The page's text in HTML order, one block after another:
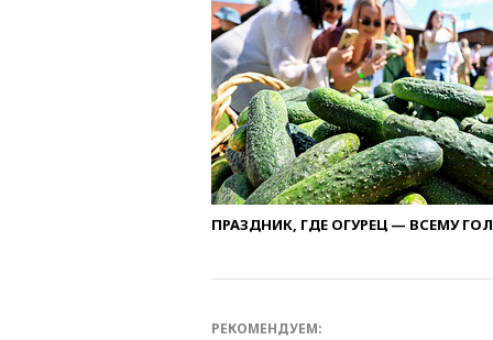
ПРАЗДНИК, ГДЕ ОГУРЕЦ — ВСЕМУ
РЕКОМЕНДУЕМ: